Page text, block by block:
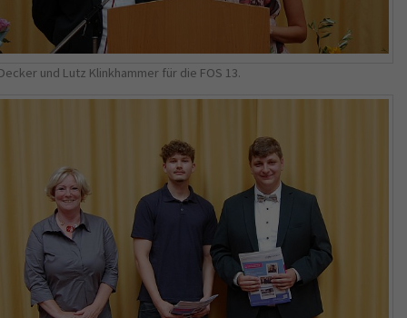
und Lutz Klinkhammer für die FOS 13.